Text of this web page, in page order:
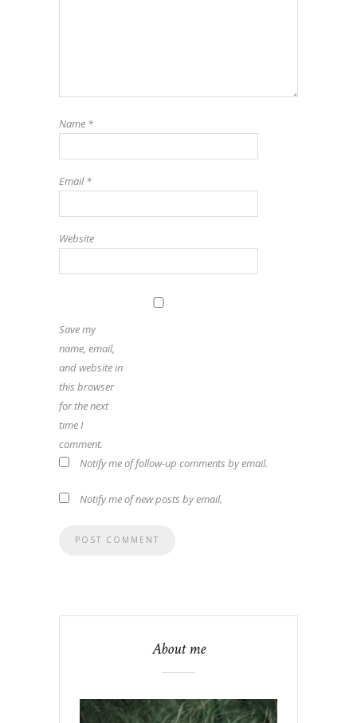
Name *
Email*
Website
Save my
name, email,
and website in
this browser
for the next
time I
comment.
Notify me of follow-up comments by email.
Notify me of new posts by email.
About me